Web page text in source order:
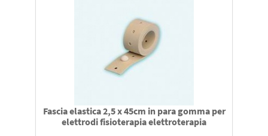
Fascia elastica 2,5 x 45cm in para gomma per
elettrodi fisioterapia elettroterapia